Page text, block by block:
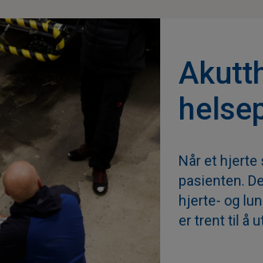
Når et
pasienten.
hjerte- og
er trent til å